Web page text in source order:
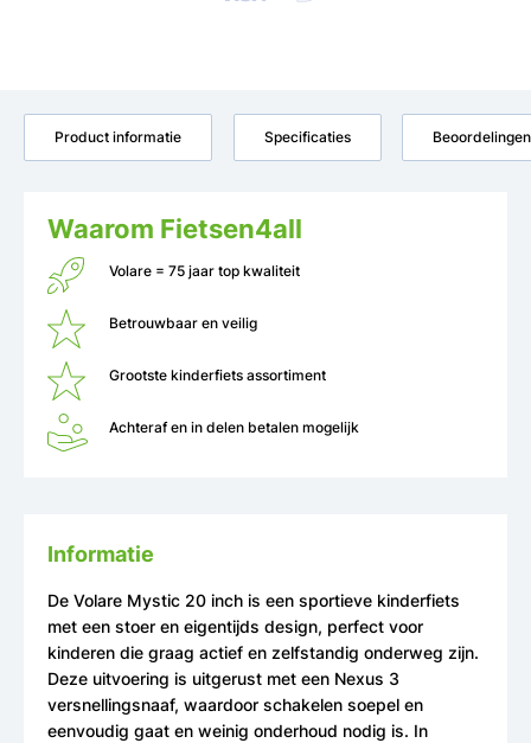
Product informatie Specificaties Beoordelingen
Waarom Fietsen4all
Volare = 75 jaar top kwaliteit
Betrouwbaar en veilig
Grootste kinderfiets assortiment
Achteraf en in delen betalen mogelijk
Informatie
De Volare Mystic 20 inch is een sportieve kinderfiets
met een stoer en eigentijds design, perfect voor
kinderen die graag actief en zelfstandig onderweg zijn.
Deze uitvoering is uitgerust met een Nexus 3
versnellingsnaaf, waardoor schakelen soepel en
eenvoudig gaat en weinig onderhoud nodig is. In